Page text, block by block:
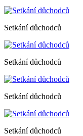
Setkání důchodců
Setkání důchodců
Setkání důchodců
Setkání důchodců